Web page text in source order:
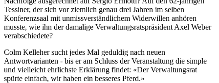
Tessiner, der sich vor ziemlich genau drei Jahren im selben
Konferenzsaal mit unmissverständlichem Widerwillen anhören
musste, wie ihn der damalige Verwaltungsratspräsident Axel Weber
verabschiedete?
Colm Kelleher sucht jedes Mal geduldig nach neuen
Antwortvarianten - bis er am Schluss der Veranstaltung die simple
und vielleicht ehrlichste Erklärung findet: «Der Verwaltungsrat
spürte einfach, wir haben ein besseres Pferd.»